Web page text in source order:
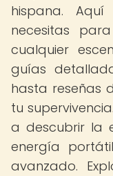
hispana.
necesitas
cualquier
guías
hasta reseñas
tu
a descubrir la
energía
avanzado.